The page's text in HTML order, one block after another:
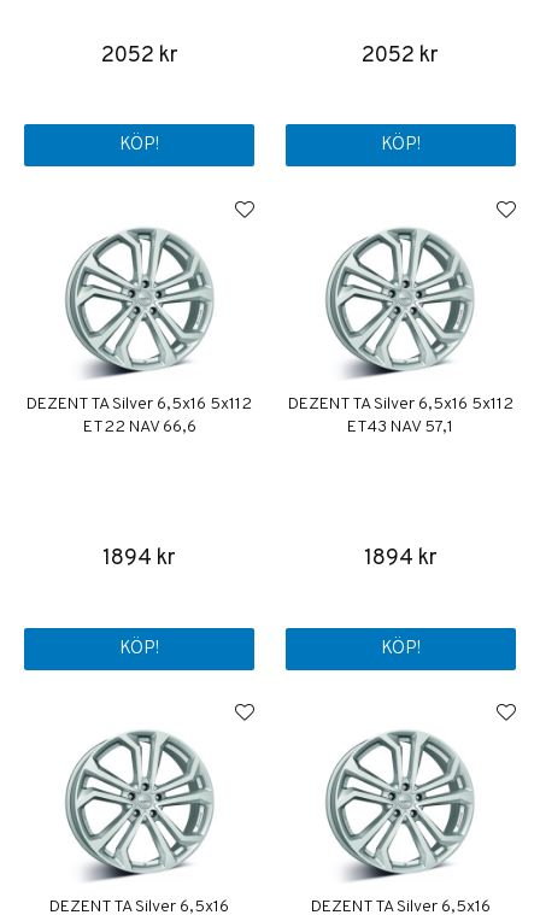
2052 kr
KÖP!
2052 kr
KÖP!
DEZENT TA Silver 6,5x16 5x112
ET22 NAV 66,6
1894 kr
KÖP!
DEZENT TA Silver 6,5x16 5x112
ET43 NAV 57,1
1894 kr
KÖP!
DEZENT TA Silver 6,5x16 DEZENT TA Silver 6,5x16